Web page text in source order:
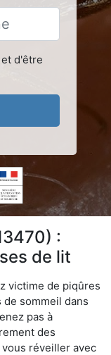
et d'être
:
de lit
victime de piqûres
sommeil dans
pas à
des
réveiller avec